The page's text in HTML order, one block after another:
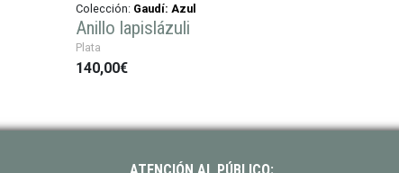
Colección: Gaudí: Azul
Anillo lapislázuli
Plata
140,00€
ATENCIÓN AL PÚBLICO: